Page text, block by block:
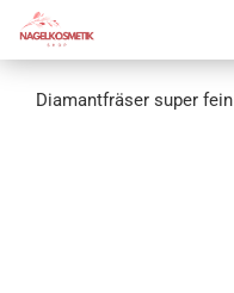
Diamantfräser super fein